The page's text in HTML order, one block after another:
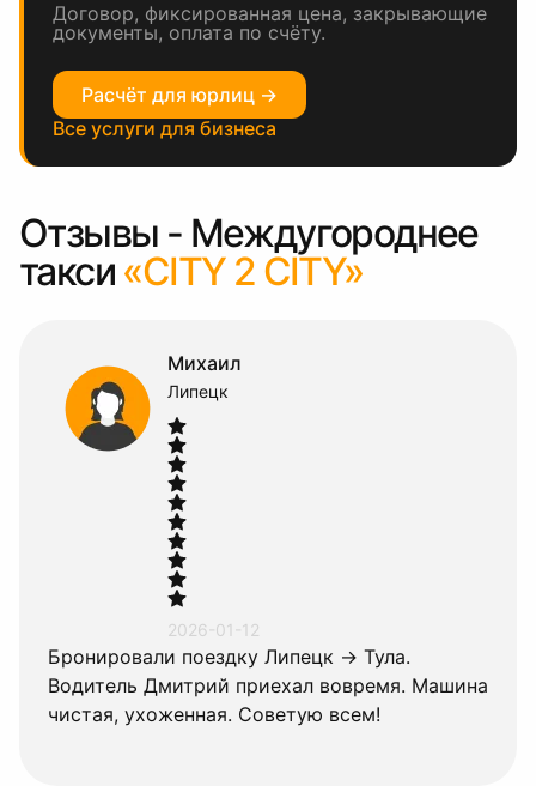
Договор, фиксированная цена, закрывающие
документы, оплата по счёту.
Расчёт для юрлиц →
Все услуги для бизнеса
Отзывы - Междугороднее
такси «CITY 2 CITY»
Михаил
Липецк
2026-01-12
Бронировали поездку Липецк → Тула.
Водитель Дмитрий приехал вовремя. Машина
чистая, ухоженная. Советую всем!